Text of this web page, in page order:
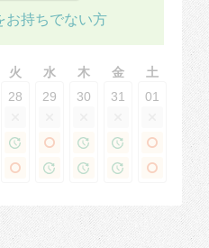
お持ちでない方
火 水 木 金 土
28 29 30 31 01